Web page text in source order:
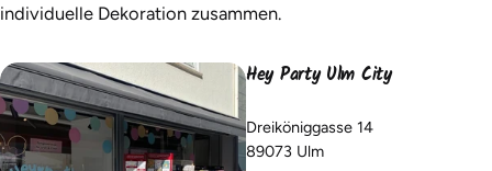
individuelle Dekoration zusammen.
Hey Party Ulm City
Dreiköniggasse 14
89073 Ulm